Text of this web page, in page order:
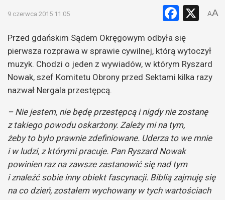
9 czerwca 2015 11:05 X
AA
Przed gdańskim Sądem Okręgowym odbyła się
pierwsza rozprawa w sprawie cywilnej, którą wytoczył
muzyk. Chodzi o jeden z wywiadów, w którym Ryszard
Nowak, szef Komitetu Obrony przed Sektami kilka razy
nazwał Nergala przestępcą.
– Nie jestem, nie będę przestępcą i nigdy nie zostanę
z takiego powodu oskarżony. Zależy mi na tym,
żeby to było prawnie zdefiniowane. Uderza to we mnie
i w ludzi, z którymi pracuje. Pan Ryszard Nowak
powinien raz na zawsze zastanowić się nad tym
i znaleźć sobie inny obiekt fascynacji. Biblią zajmuję się
na co dzień, zostałem wychowany w tych wartościach